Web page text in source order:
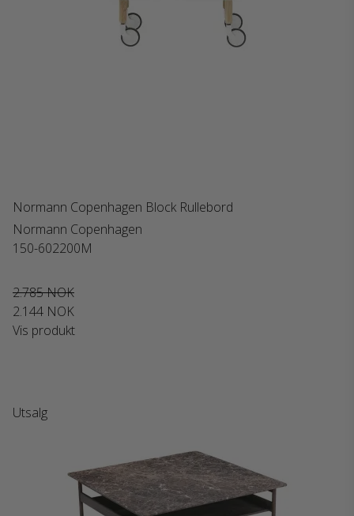
Normann Copenhagen Block Rullebord
Normann Copenhagen
150-602200M
2.785 NOK
2.144 NOK
Vis produkt
Utsalg